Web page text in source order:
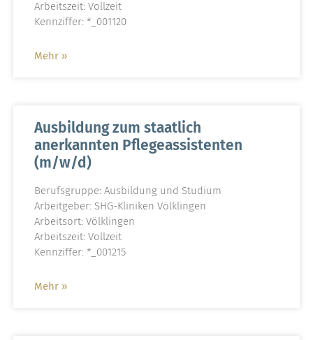
Arbeitszeit: Vollzeit
Kennziffer: *_001120
Mehr »
Ausbildung zum staatlich
anerkannten Pflegeassistenten
(m/w/d)
Berufsgruppe: Ausbildung und Studium
Arbeitgeber: SHG-Kliniken Völklingen
Arbeitsort: Völklingen
Arbeitszeit: Vollzeit
Kennziffer: *_001215
Mehr »